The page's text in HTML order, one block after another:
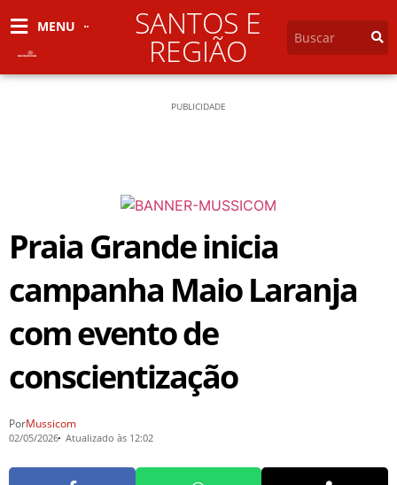
MENU SANTOS E
REGIÃO
PUBLICIDADE
Praia Grande inicia
campanha Maio Laranja
com evento de
conscientização
PorMussicom
02/05/2026 Atualizado às 12:02